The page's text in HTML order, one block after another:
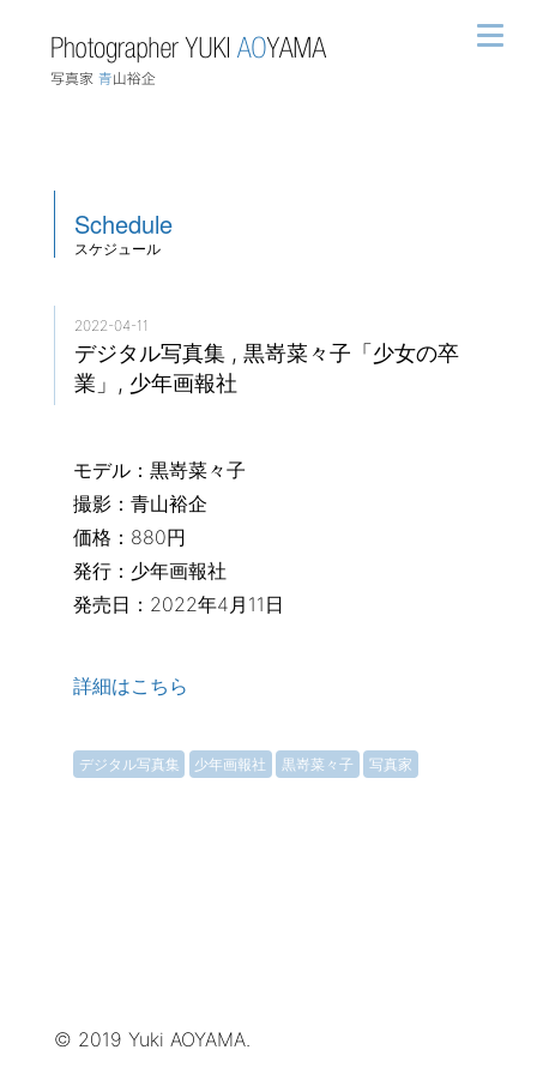
Schedule
スケジュール
2022-04-11
デジタル写真集 , 黒嵜菜々子「少女の卒
業」, 少年画報社
モデル：黒嵜菜々子
撮影：青山裕企
価格：880円
発行：少年画報社
発売日：2022年4月11日
詳細はこちら
デジタル写真集 少年画報社 黒嵜菜々子 写真家
© 2019 Yuki AOYAMA.